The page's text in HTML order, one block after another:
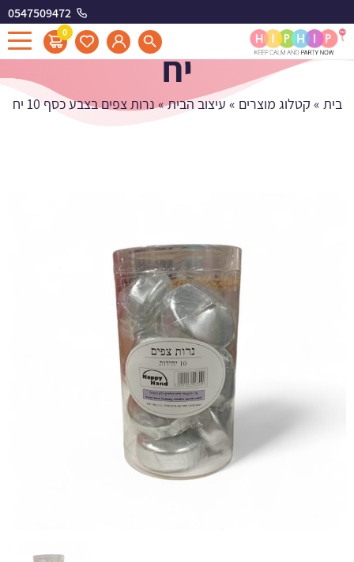
0547509472
0 נרות צפים בצבע כסף 10
יח
בית » קטלוג מוצרים » עיצוב הבית»נרות צפים בצבע כסף 10 יח